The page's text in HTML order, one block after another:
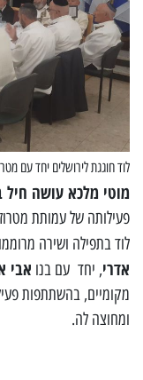
לוד חוגגת לירושלים יחד עם
מוטי מלכא עושה חיל
פעילותה של עמותת
לוד בתפילה ושירה
אדרי, יחד עם בנו אבי
מקומיים, בהשתתפות
ומחוצה לה.